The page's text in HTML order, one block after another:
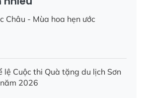
Châu - Mùa hoa hẹn ước
lệ Cuộc thi Quà tặng du lịch Sơn
2026